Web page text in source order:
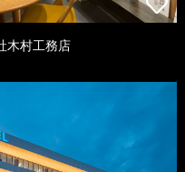
木村工務店